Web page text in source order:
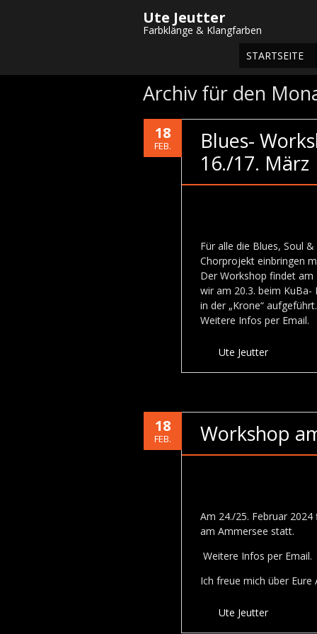
Ute Jeutter
Farbklänge & Klangfarben
STARTSEITE
Archiv für den
18
FEB.
Blues-
16./17. März
Für alle die Blues, Soul
Chorprojekt einbringen
Der Workshop findet am
wir am 20.3. beim KuBa-
in der „Krone“ aufgeführt.
Weitere Infos per Email.
Ute Jeutter
18
FEB. Workshop
Am 24./25. Februar
am Ammersee statt.
Weitere Infos per Email.
Ich freue mich über Eure
Ute Jeutter